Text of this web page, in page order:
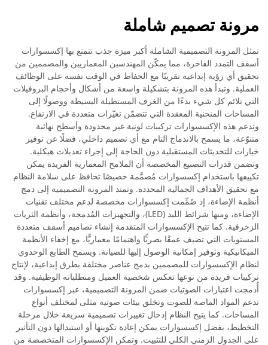
مرونة تصميم شاملة
تمثل المرونة التصميمية الشاملة أكبر ميزة جذب تتمتع بها إكسسوارات
أسقف التمدد الفاخرة، مما يمكّن المهندسين المعماريين والمصممين من
تحقيق أي رؤية إبداعية تقريبًا مع الحفاظ في الوقت نفسه على الوظائف
العملية. وتبدأ هذه المرونة بتشكيلة واسعة من أشكال وأحجام البروفيلات
التي تلائم كل شيء بدءًا من الغرف المستطيلة البسيطة ووصولًا إلى
المساحات المنحنية المعقدة التي تتضمّن تغيّرات متعددة في الارتفاع.
وتدعم هذه الإكسسوارات تركيبات لونية غير محدودة وأسطح نهائية
متنوّعة، ما يسمح بالاندماج التام مع أي تصميم داخلي، فضلًا عن توفير
خيارات للتحديثات المستقبلية دون الحاجة إلى إجراء تعديلات هيكلية.
وتضمن قدرات التصنيع المخصصة أن الملامح المعمارية الفريدة يمكن
تكييفها باستخدام إكسسوارات مُصمَّمة خصيصًا تحافظ على سلامة النظام
مع تحقيق الأهداف الجمالية المحددة. وتمتد المرونة التصميمية إلى دمج
أنظمة الإضاءة، إذ صُمِّمت إكسسوارات مخصصة لدعم مختلف تقنيات
الإضاءة، ومنها شرائط الليد (LED)، والتجهيزات المُدمجة، وأنظمة الثريات
الزخرفية. كما تتيح الإكسسوارات المتقدمة إنشاء تصاميم أسقف متعددة
المستويات التي تضيف عمقًا بصريًّا واهتمامًا معماريًّا، مع إخفاء الأنظمة
الميكانيكية وتوفير إمكانية الوصول إليها للصيانة. ويسمح الطابع الوحدوي
لنظام الإكسسوارات للمصممين بدمج عناصر مختلفة بطرق إبداعية، لإنتاج
تركيبات فريدة من نوعها تعكس شخصية العميل ومتطلباته الوظيفية. وقد
أُدمجت اعتبارات الصوتيات ضمن المرونة التصميمية، عبر إكسسوارات
تدعم المواد الماصة للصوت وتخلق بيئات صوتية مثلى لمختلف أنواع
المساحات. كما يتيح النظام إدخال تغييرات تصميمية سريعة خلال مرحلة
التخطيط، بفضل إكسسوارات يمكن إعادة تكوينها أو استبدالها دون التأثير
على الجدول الزمني الكلي للتثبيت. وتمكن الإكسسوارات المتخصصة من